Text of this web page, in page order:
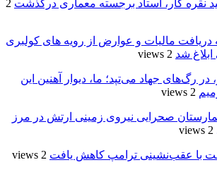
نقره کار، استاد برجسته معماری درگذشت 2
دریافت مالیات و عوارض از رویه های کولبری
ابلاغ شد 2 views
در رگ‌های جهاد می‌تپد؛ ما، دیوار آهنین این
2 views
صحرایی نیروی زمینی ارتش در مرز
2 views
با عقب‌نشینی ترامپ کاهش یافت 2 views